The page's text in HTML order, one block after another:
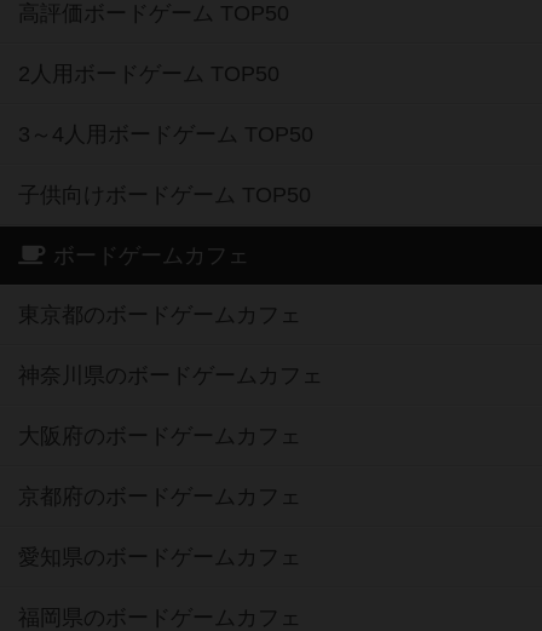
高評価ボードゲーム TOP50
2人用ボードゲーム TOP50
3～4人用ボードゲーム TOP50
子供向けボードゲーム TOP50
ボードゲームカフェ
東京都のボードゲームカフェ
神奈川県のボードゲームカフェ
大阪府のボードゲームカフェ
京都府のボードゲームカフェ
愛知県のボードゲームカフェ
福岡県のボードゲームカフェ